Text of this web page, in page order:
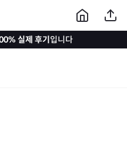
실제 후기입니다